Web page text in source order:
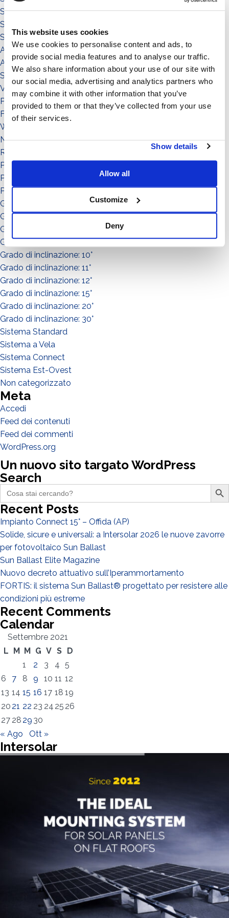
This website uses cookies
We use cookies to personalise content and ads, to
provide social media features and to analyse our traffic.
We also share information about your use of our site with
our social media, advertising and analytics partners who
may combine it with other information that you’ve
provided to them or that they’ve collected from your use
of their services.
Show details
Allow all
Customize
Deny
Sistema a Vela 11°
Sistema Est-Ovest
Sistemi
Accessori
Accessorio
Sistema
Visualizza nel Footer
Prodotto
FAQ
Webinar
News
Referenza
Potenza: da 0 a 50
Potenza: da 51 a 150
Potenza: da 151 a in su
Grado di inclinazione: 0°
Grado di inclinazione: 3°
Grado di inclinazione: 5°
Grado di inclinazione: 8°
Grado di inclinazione: 10°
Grado di inclinazione: 11°
Grado di inclinazione: 12°
Grado di inclinazione: 15°
Grado di inclinazione: 20°
Grado di inclinazione: 30°
Sistema Standard
Sistema a Vela
Sistema Connect
Sistema Est-Ovest
Non categorizzato
Meta
Accedi
Feed dei contenuti
Feed dei commenti
WordPress.org
Un nuovo sito targato WordPress
Search
Search
for:
Search Button
Recent Posts
Impianto Connect 15° – Offida (AP)
Solide, sicure e universali: a Intersolar 2026 le nuove zavorre
per fotovoltaico Sun Ballast
Sun Ballast Elite Magazine
Nuovo decreto attuativo sull’Iperammortamento
FORTIS: il sistema Sun Ballast® progettato per resistere alle
condizioni più estreme
Recent Comments
Calendar
Settembre 2021
L M M G V S D
1
2 3 4 5
6
7 8 9 10 11 12
13 14 15 16 17 18 19
20 21 22 23 24 25 26
27 28 29 30
« Ago
Ott »
Intersolar
EPC
Distributore